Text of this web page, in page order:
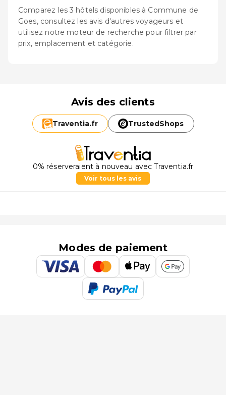
Comparez les 3 hôtels disponibles à Commune de
Goes, consultez les avis d'autres voyageurs et
utilisez notre moteur de recherche pour filtrer par
prix, emplacement et catégorie.
Avis des clients
Traventia.fr TrustedShops
0% réserveraient à nouveau avec Traventia.fr
Voir tous les avis
Modes de paiement